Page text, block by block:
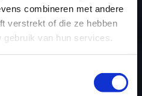
combineren met andere
verstrekt of die ze hebben
van hun services.
OBD